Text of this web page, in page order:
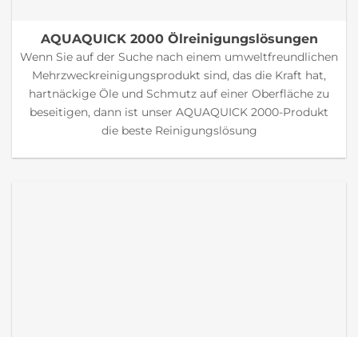
AQUAQUICK 2000 Ölreinigungslösungen
Wenn Sie auf der Suche nach einem umweltfreundlichen
Mehrzweckreinigungsprodukt sind, das die Kraft hat,
hartnäckige Öle und Schmutz auf einer Oberfläche zu
beseitigen, dann ist unser AQUAQUICK 2000-Produkt
die beste Reinigungslösung